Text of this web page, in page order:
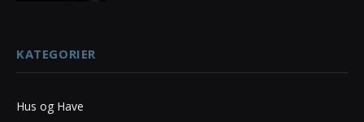
KATEGORIER
Hus og Have